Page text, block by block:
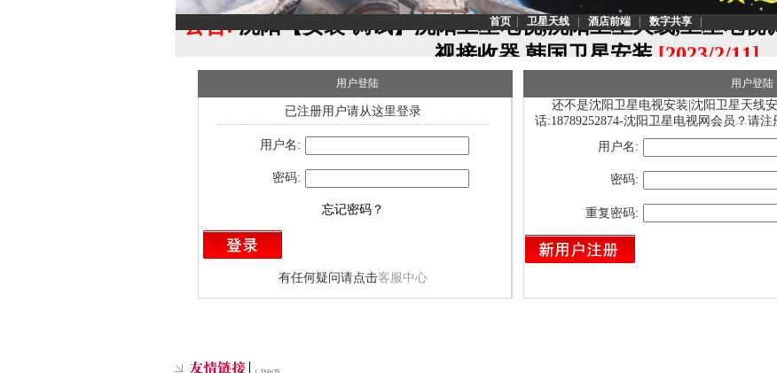
<
首页| 卫星天线 酒店前端 数字共享
沈阳【安装 调试】沈阳卫星电视,沈阳卫星天线,卫星电视
视接收器,韩国卫星安装[2023/2/11]
用户登陆
已注册用户请从这里登录
用户名:
密码:
忘记密码？
有任何疑问请点击客服中心
用户登陆
还不是沈阳卫星电视安装|沈阳卫星天线
话:18789252874-沈阳卫星电视网会员？请注
用户名:
密码:
重复密码: